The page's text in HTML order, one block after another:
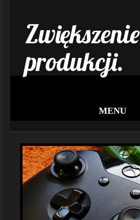
Zwiększenie
produkcji.
MENU